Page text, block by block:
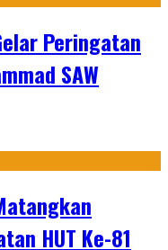
Peringatan
SAW
HUT Ke-81